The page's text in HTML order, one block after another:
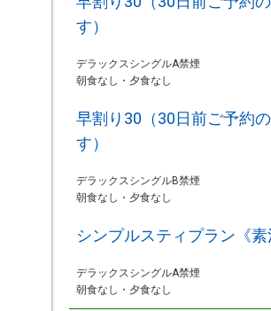
す）
デラックスシングルA禁煙
朝食なし・夕食なし
早割り30（30日前ご予約
す）
デラックスシングルB禁煙
朝食なし・夕食なし
シンプルスティプラン《
デラックスシングルA禁煙
朝食なし・夕食なし